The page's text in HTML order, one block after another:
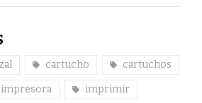
cartucho cartuchos
impresora imprimir